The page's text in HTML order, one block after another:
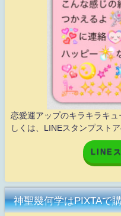
恋愛運アップのキラキラキ
しくは、LINEスタンプストア
LINE
神聖幾何学はPIXTAで